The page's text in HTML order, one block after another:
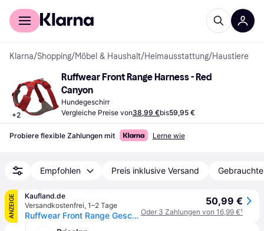
Für Shopper
Klarna/Shopping/Möbel & Haushalt/Heimausstattung/Haustiere
+2
Ruffwear Front Range Harness - Red
Canyon
Hundegeschirr
Vergleiche Preise von38,99 €bis59,95 €
Probiere flexible Zahlungen mit Lerne wie
Empfohlen Preis inklusive Versand
ANZEIGE
Kaufland.de
Versandkostenfrei, 1–2 Tage
Ruffwear Front Range Geschirr Red Canyon XS
50,99 €
Oder 3 Zahlungen von 16,99 €¹